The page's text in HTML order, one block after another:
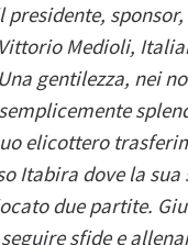
presidente,
Medioli,
gentilezza, nei
elicottero
Itabira dove la sua
due partite.
sfide e